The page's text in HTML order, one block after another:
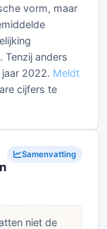
vorm, maar
Tenzij anders
2022. Meldt
cijfers te
Samenvatting
niet de